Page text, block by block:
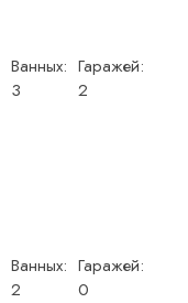
Ванных:
3
Гаражей:
2
Ванных:
2
Гаражей:
0